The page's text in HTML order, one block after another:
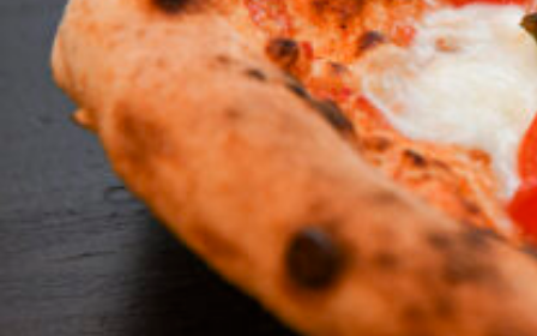
CULTURE
ABOUT US
Instagram
チケットプレゼント応募